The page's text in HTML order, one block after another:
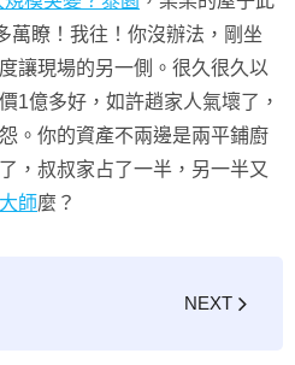
萬瞭！我往！你沒辦法，剛坐
讓現場的另一側。很久很久以
1億多好，如許趙家人氣壞了，
。你的資產不兩邊是兩平鋪廚
，叔叔家占了一半，另一半又
師麼？
NEXT